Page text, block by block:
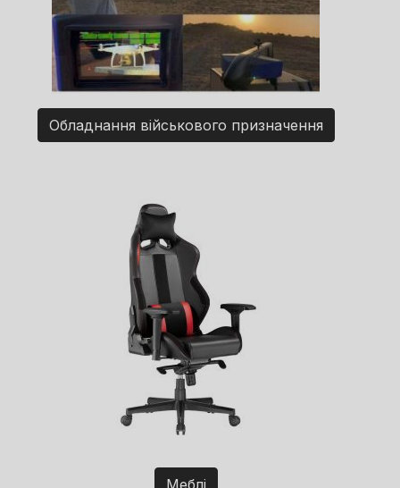
Обладнання військового призначення